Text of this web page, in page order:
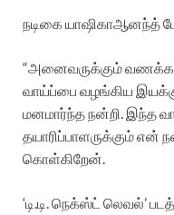
நடிகை யாஷிகாஆனந்த்
“அனைவருக்கும்
வாய்ப்பை வழங்கிய
மனமார்ந்த நன்றி. இந்த
தயாரிப்பாளருக்கும் என்
கொள்கிறேன்.
‘டி.டி. நெக்ஸ்ட் லெவல்’